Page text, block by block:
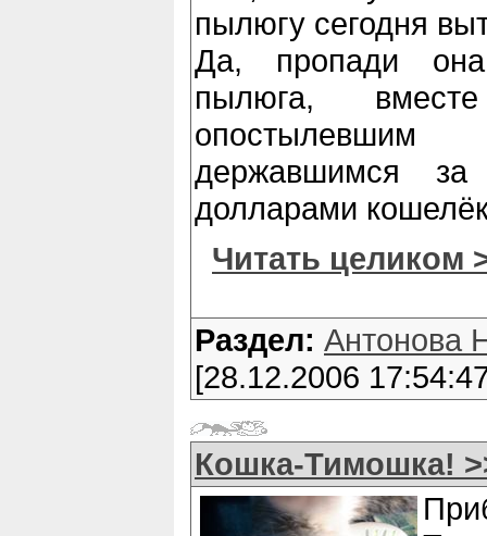
пылюгу сегодня
Да, пропади
пылюга,
державшимся
долларами
Читать целиком
Раздел: Антонова
[28.12.2006
Кошка-Тимошка!